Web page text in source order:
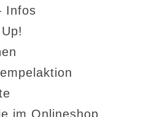
Infos
im Onlineshop